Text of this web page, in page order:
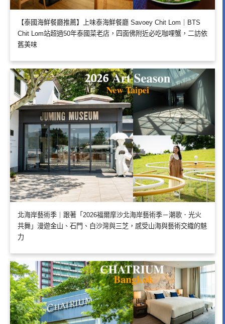
【泰國海鮮餐廳推薦】上味泰海鮮餐廳 Savoey Chit Lom｜BTS
Chit Lom站超過50年泰國菜老店，四面佛附近必吃咖哩蟹，二訪依
舊美味
北海岸藝術季｜跟著「2026福爾摩沙北海岸藝術季－潮歌．光火
共舞」漫遊金山、石門、白沙灣與三芝，感受山海與藝術交織的魅
力